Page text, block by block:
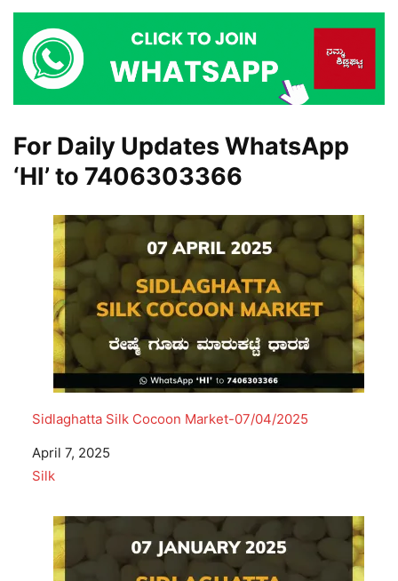
For Daily Updates WhatsApp
‘HI’ to 7406303366
Sidlaghatta Silk Cocoon Market-07/04/2025
Date
April 7, 2025
In relation to
Silk